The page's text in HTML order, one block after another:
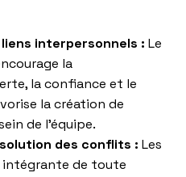
interpersonnels : Le
la
la confiance et le
la création de
de l’équipe.
des conflits : Les
de toute